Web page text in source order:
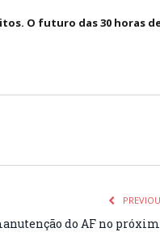
O futuro das 30 horas
do AF no